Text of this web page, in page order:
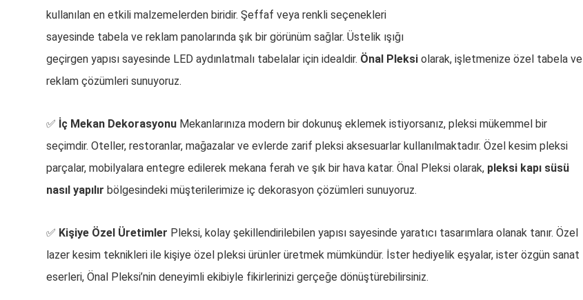
kullanılan en etkili malzemelerden biridir. Şeffaf veya renkli seçenekleri
sayesinde tabela ve reklam panolarında şık bir görünüm sağlar. Üstelik ışığı
geçirgen yapısı sayesinde LED aydınlatmalı tabelalar için idealdir. Önal Pleksi olarak, işletmenize özel tabela ve
reklam çözümleri sunuyoruz.
✅ İç Mekan Dekorasyonu Mekanlarınıza modern bir dokunuş eklemek istiyorsanız, pleksi mükemmel bir
seçimdir. Oteller, restoranlar, mağazalar ve evlerde zarif pleksi aksesuarlar kullanılmaktadır. Özel kesim pleksi
parçalar, mobilyalara entegre edilerek mekana ferah ve şık bir hava katar. Önal Pleksi olarak, pleksi kapı süsü
nasıl yapılır bölgesindeki müşterilerimize iç dekorasyon çözümleri sunuyoruz.
✅ Kişiye Özel Üretimler Pleksi, kolay şekillendirilebilen yapısı sayesinde yaratıcı tasarımlara olanak tanır. Özel
lazer kesim teknikleri ile kişiye özel pleksi ürünler üretmek mümkündür. İster hediyelik eşyalar, ister özgün sanat
eserleri, Önal Pleksi’nin deneyimli ekibiyle fikirlerinizi gerçeğe dönüştürebilirsiniz.